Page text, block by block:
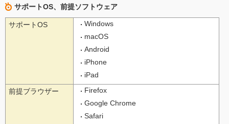
サポートOS、前提ソフトウェア
サポートOS
Windows
macOS
Android
iPhone
iPad
前提ブラウザー
Firefox
Google Chrome
Safari